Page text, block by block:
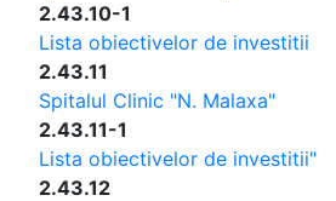
2.43.10-1
Lista obiectivelor de investitii
2.43.11
Spitalul Clinic "N. Malaxa"
2.43.11-1
Lista obiectivelor de investitii"
2.43.12